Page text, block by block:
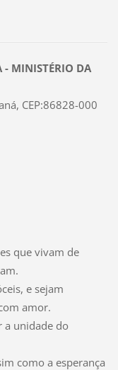
- MINISTÉRIO DA
CEP:86828-000
que vivam de
e sejam
amor.
a unidade do
como a esperança